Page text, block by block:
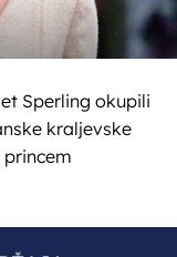
Sperling okupili
kraljevske